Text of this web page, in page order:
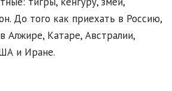
До того как приехать в Россию,
Алжире, Катаре, Австралии,
и Иране.